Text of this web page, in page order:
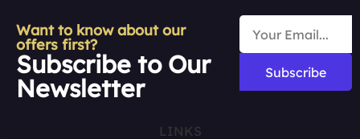
Want to know about our
offers first?
Subscribe to Our
Newsletter
Subscribe
LINKS